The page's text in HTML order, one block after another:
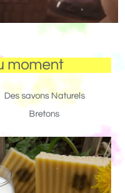
moment
Des savons Naturels
Bretons